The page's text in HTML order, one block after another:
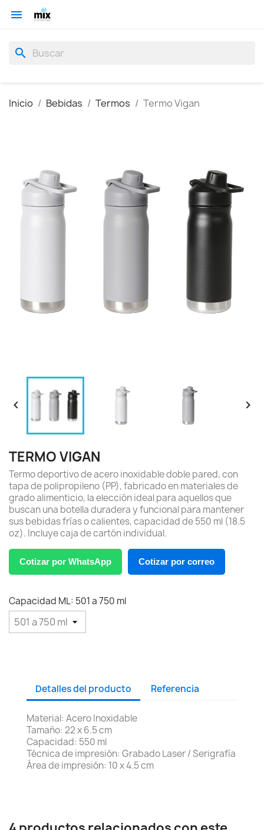

search
Inicio Bebidas Termos Termo Vigan
 
TERMO VIGAN
Termo deportivo de acero inoxidable doble pared, con
tapa de polipropileno (PP), fabricado en materiales de
grado alimenticio, la elección ideal para aquellos que
buscan una botella duradera y funcional para mantener
sus bebidas frías o calientes, capacidad de 550 ml (18.5
oz). Incluye caja de cartón individual.
Cotizar por WhatsApp Cotizar por correo
Capacidad ML: 501 a 750 ml
Detalles del producto Referencia
Material: Acero Inoxidable
Tamaño: 22 x 6.5 cm
Capacidad: 550 ml
Técnica de impresión: Grabado Laser / Serigrafía
Área de impresión: 10 x 4.5 cm